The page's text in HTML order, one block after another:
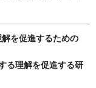
を促進するための
る理解を促進する研